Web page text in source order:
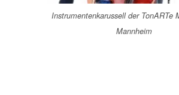
Instrumentenkarussell der TonARTe
Mannheim